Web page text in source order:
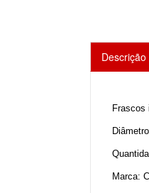
Descrição
Frascos
Marca: